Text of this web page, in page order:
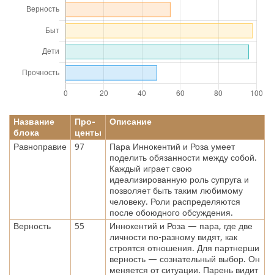
Название
блока
Про-
центы
Описание
Равноправие 97
Пара Иннокентий и Роза умеет
поделить обязанности между собой.
Каждый играет свою
идеализированную роль супруга и
позволяет быть таким любимому
человеку. Роли распределяются
после обоюдного обсуждения.
Верность
55
Иннокентий и Роза — пара, где две
личности по-разному видят, как
строятся отношения. Для партнерши
верность — сознательный выбор. Он
меняется от ситуации. Парень видит